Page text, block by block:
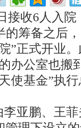
收6人入院
筹备之后，
”正式开业
办公室也搬
使基金”执
亚鹏、王菲